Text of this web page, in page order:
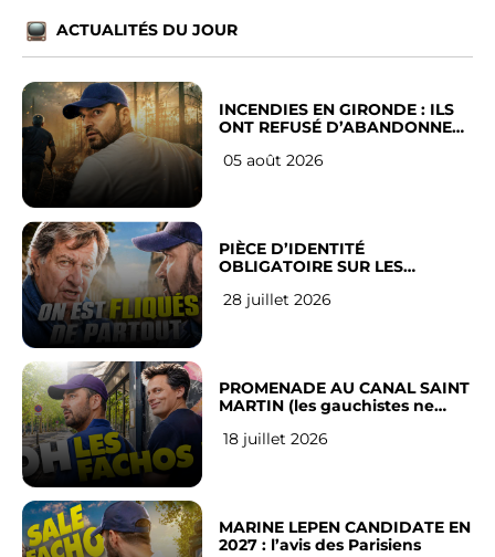
ACTUALITÉS DU JOUR
INCENDIES EN GIRONDE : ILS
ONT REFUSÉ D’ABANDONNER
05 août 2026
PIÈCE D’IDENTITÉ
OBLIGATOIRE SUR LES
Français
28 juillet 2026
PROMENADE AU CANAL SAINT
MARTIN (les gauchistes ne
18 juillet 2026
MARINE LEPEN CANDIDATE EN
2027 : l’avis des Parisiens